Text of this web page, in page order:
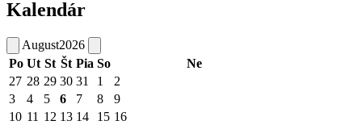
Kalendár
August2026
Po Ut St Št Pia So
Ne
27 28 29 30 31 1
2
3
4 5 6 7 8
9
10 11 12 13 14 15 16